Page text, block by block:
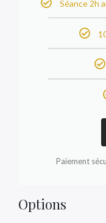
Séance 2h
Paiement
Options